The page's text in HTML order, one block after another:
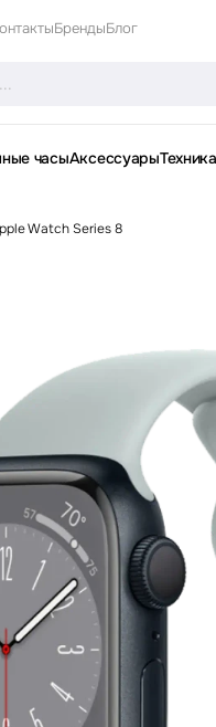
БрендыБлог
часыАксессуары
Watch Series 8